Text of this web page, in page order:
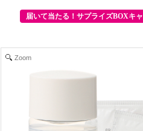
届いて当たる！サプライズBOXキ
Zoom